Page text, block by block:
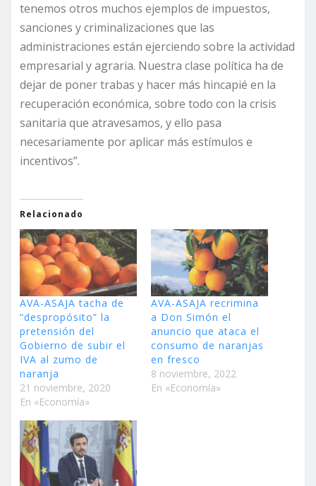
tenemos otros muchos ejemplos de impuestos,
sanciones y criminalizaciones que las
administraciones están ejerciendo sobre la actividad
empresarial y agraria. Nuestra clase política ha de
dejar de poner trabas y hacer más hincapié en la
recuperación económica, sobre todo con la crisis
sanitaria que atravesamos, y ello pasa
necesariamente por aplicar más estímulos e
incentivos”.
Relacionado
AVA-ASAJA tacha de
“despropósito” la
pretensión del
Gobierno de subir el
IVA al zumo de
naranja
21 noviembre, 2020
En «Economía»
AVA-ASAJA recrimina
a Don Simón el
anuncio que ataca el
consumo de naranjas
en fresco
8 noviembre, 2022
En «Economía»